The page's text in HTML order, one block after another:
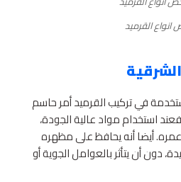
انواع القرميد
في تركيب القرميد أمر حاسم
استخدام مواد عالية الجودة،
أيضا أنه يحافظ على مظهره
دون أن يتأثر بالعوامل الجوية أو